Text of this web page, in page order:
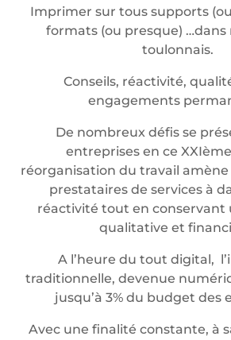
Imprimer sur tous supports
formats (ou presque)
toulonnais.
Conseils, réactivité,
engagements
De nombreux défis se
entreprises en ce
réorganisation du travail
prestataires de services à
réactivité tout en conservant
qualitative et
A l’heure du tout digital,
traditionnelle, devenue
jusqu’à 3% du budget des
Avec une finalité constante, à